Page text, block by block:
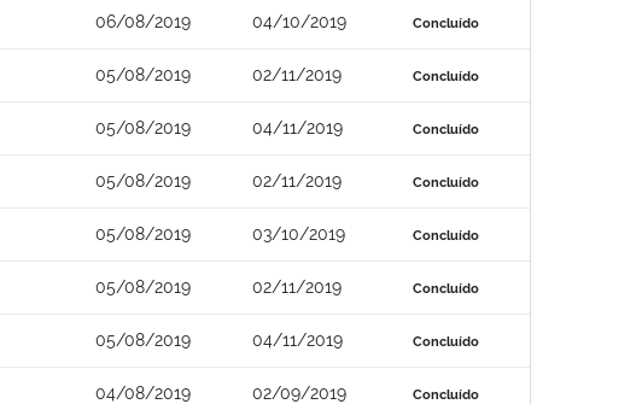
06/08/2019 04/10/2019 Concluído
05/08/2019 02/11/2019 Concluído
05/08/2019 04/11/2019 Concluído
05/08/2019 02/11/2019 Concluído
05/08/2019 03/10/2019 Concluído
05/08/2019 02/11/2019 Concluído
05/08/2019 04/11/2019 Concluído
04/08/2019 02/09/2019 Concluído